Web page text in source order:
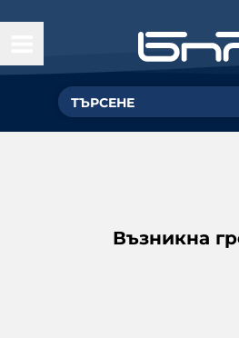
Възникна